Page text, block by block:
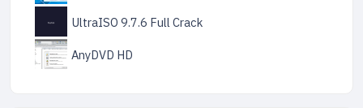
UltraISO 9.7.6 Full Crack
AnyDVD HD